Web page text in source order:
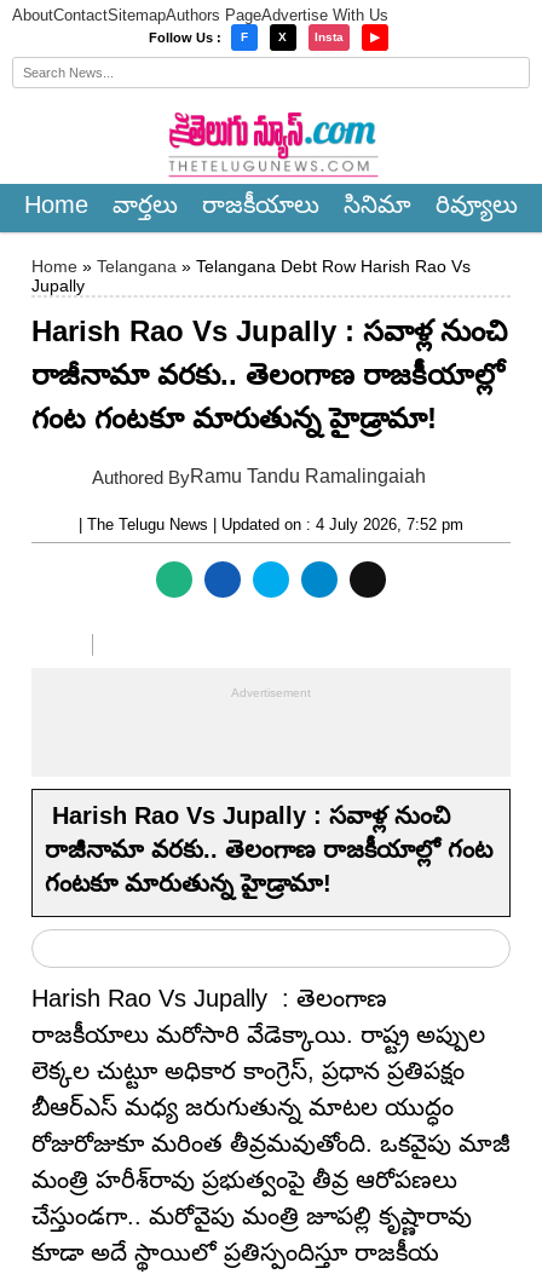
AboutContactSitemapAuthors PageAdvertise With Us
Follow Us : F X Insta ▶
Home వార్త‌లు రాజ‌కీయాలు సినిమా రివ్యూలు
Home » Telangana » Telangana Debt Row Harish Rao Vs
Jupally
Harish Rao Vs Jupally : సవాళ్ల నుంచి
రాజీనామా వరకు.. తెలంగాణ రాజకీయాల్లో
గంట గంటకూ మారుతున్న హైడ్రామా!
Authored ByRamu Tandu Ramalingaiah
| The Telugu News | Updated on : 4 July 2026, 7:52 pm
Harish Rao Vs Jupally : సవాళ్ల నుంచి
రాజీనామా వరకు.. తెలంగాణ రాజకీయాల్లో గంట
గంటకూ మారుతున్న హైడ్రామా!
Harish Rao Vs Jupally : తెలంగాణ
రాజకీయాలు మరోసారి వేడెక్కాయి. రాష్ట్ర అప్పుల
లెక్కల చుట్టూ అధికార కాంగ్రెస్, ప్రధాన ప్రతిపక్షం
బీఆర్ఎస్ మధ్య జరుగుతున్న మాటల యుద్ధం
రోజురోజుకూ మరింత తీవ్రమవుతోంది. ఒకవైపు మాజీ
మంత్రి హరీశ్‌రావు ప్రభుత్వంపై తీవ్ర ఆరోపణలు
చేస్తుండగా.. మరోవైపు మంత్రి జూపల్లి కృష్ణారావు
కూడా అదే స్థాయిలో ప్రతిస్పందిస్తూ రాజకీయ